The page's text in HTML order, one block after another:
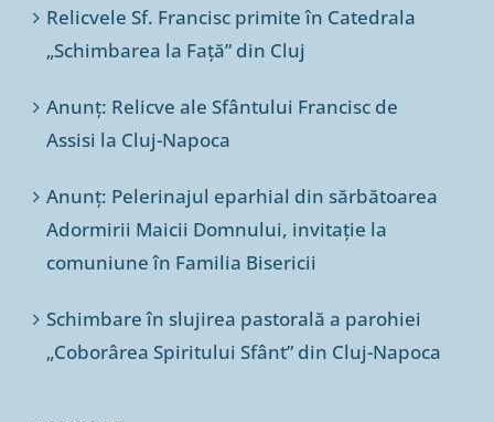
Relicvele Sf. Francisc primite în Catedrala
„Schimbarea la Față” din Cluj
Anunț: Relicve ale Sfântului Francisc de
Assisi la Cluj-Napoca
Anunț: Pelerinajul eparhial din sărbătoarea
Adormirii Maicii Domnului, invitație la
comuniune în Familia Bisericii
Schimbare în slujirea pastorală a parohiei
„Coborârea Spiritului Sfânt” din Cluj-Napoca